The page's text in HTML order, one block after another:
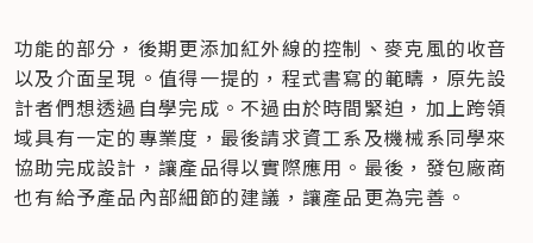
功能的部分，後期更添加紅外線的控制、麥克風的收音
以及介面呈現。值得一提的，程式書寫的範疇，原先設
計者們想透過自學完成。不過由於時間緊迫，加上跨領
域具有一定的專業度，最後請求資工系及機械系同學來
協助完成設計，讓產品得以實際應用。最後，發包廠商
也有給予產品內部細節的建議，讓產品更為完善。